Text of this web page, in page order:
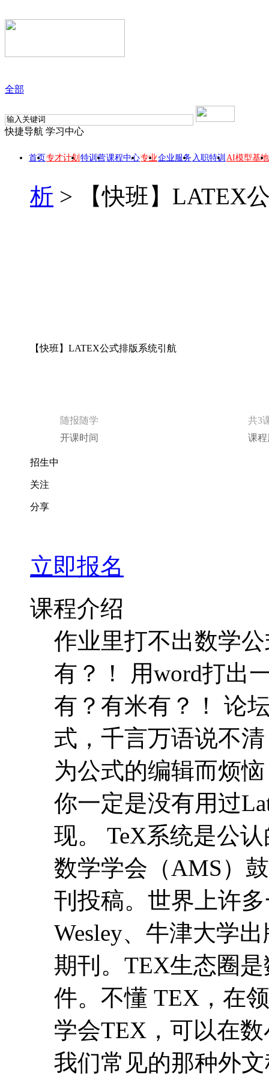
全部
快捷导航 学习中心
首页专才计划 特训营课程中心专业企业服务 入职特训 AI模型基地
析 > 【快班】LATEX
【快班】LATEX公式排版系统引航
随报随学
共3
开课时间
课
招生中
关注
分享
立即报名
课程介绍
作业里打不出数学
有？！ 用word打出
有？有米有？！ 论
式，千言万语说不
为公式的编辑而烦
你一定是没有用过
现。 TeX系统是公
数学学会（AMS）
刊投稿。世界上许
Wesley、牛津大学
期刊。TEX生态圈
件。不懂 TEX，在
学会TEX，可以在
我们常见的那种外